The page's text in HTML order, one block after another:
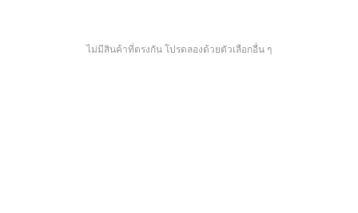
ไม่มีสินค้าที่ตรงกัน โปรดลองด้วยตัวเลือกอื่น ๆ